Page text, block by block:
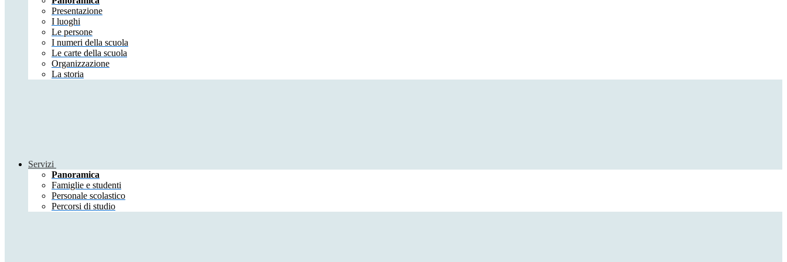
Presentazione
I luoghi
Le persone
I numeri della scuola
Le carte della scuola
Organizzazione
La storia
Servizi
Panoramica
Famiglie e studenti
Personale scolastico
Percorsi di studio